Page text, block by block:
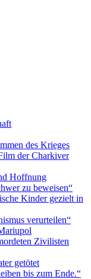
des Krieges
der Charkiver
Hoffnung
zu beweisen“
Kinder gezielt in
verurteilen“
Zivilisten
getötet
bis zum Ende.“